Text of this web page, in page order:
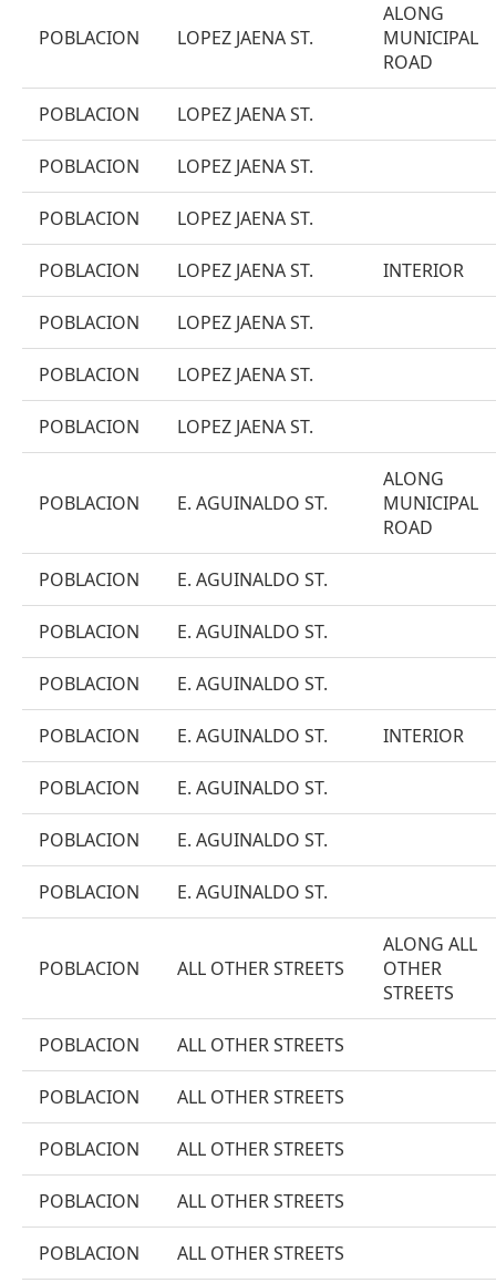
POBLACION LOPEZ JAENA ST.
ALONG
MUNICIPAL
ROAD
POBLACION LOPEZ JAENA ST.
POBLACION LOPEZ JAENA ST.
POBLACION LOPEZ JAENA ST.
POBLACION LOPEZ JAENA ST. INTERIOR
POBLACION LOPEZ JAENA ST.
POBLACION LOPEZ JAENA ST.
POBLACION LOPEZ JAENA ST.
POBLACION E. AGUINALDO ST.
ALONG
MUNICIPAL
ROAD
POBLACION E. AGUINALDO ST.
POBLACION E. AGUINALDO ST.
POBLACION E. AGUINALDO ST.
POBLACION E. AGUINALDO ST. INTERIOR
POBLACION E. AGUINALDO ST.
POBLACION E. AGUINALDO ST.
POBLACION E. AGUINALDO ST.
POBLACION ALL OTHER STREETS
ALONG ALL
OTHER
STREETS
POBLACION ALL OTHER STREETS
POBLACION ALL OTHER STREETS
POBLACION ALL OTHER STREETS
POBLACION ALL OTHER STREETS
POBLACION ALL OTHER STREETS